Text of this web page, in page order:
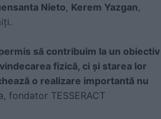
Nieto, Kerem Yazgan,
să contribuim la un obiectiv
fizică, ci și starea lor
o realizare importantă nu
fondator TESSERACT